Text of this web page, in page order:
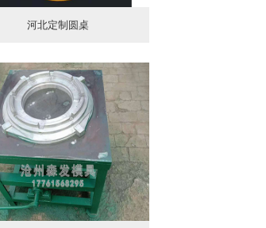
河北定制圆桌